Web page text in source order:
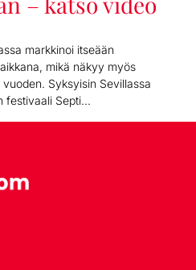
markkinoi itseään
mikä näkyy myös
Syksyisin Sevillassa
festivaali Septi...